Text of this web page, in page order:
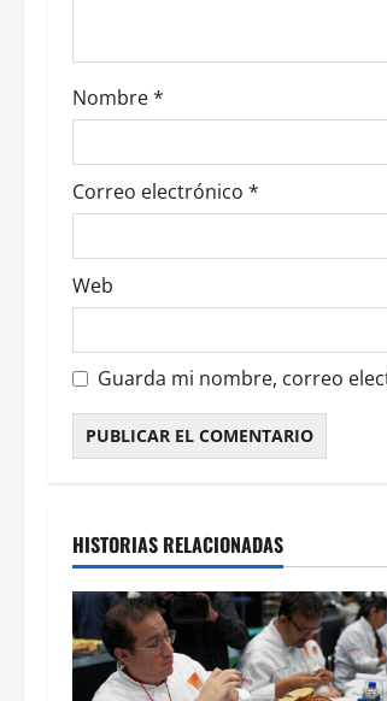
e
n
t
r
a
d
a
s
Nombre*
Correo electrónico *
Web
Guarda mi nombre, correo
HISTORIAS RELACIONADAS